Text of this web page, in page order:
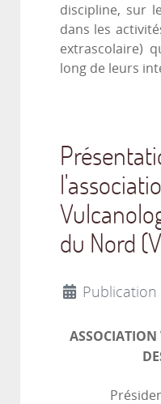
discipline, sur
dans les
extrascolaire)
long de leurs
du Nord
Publication